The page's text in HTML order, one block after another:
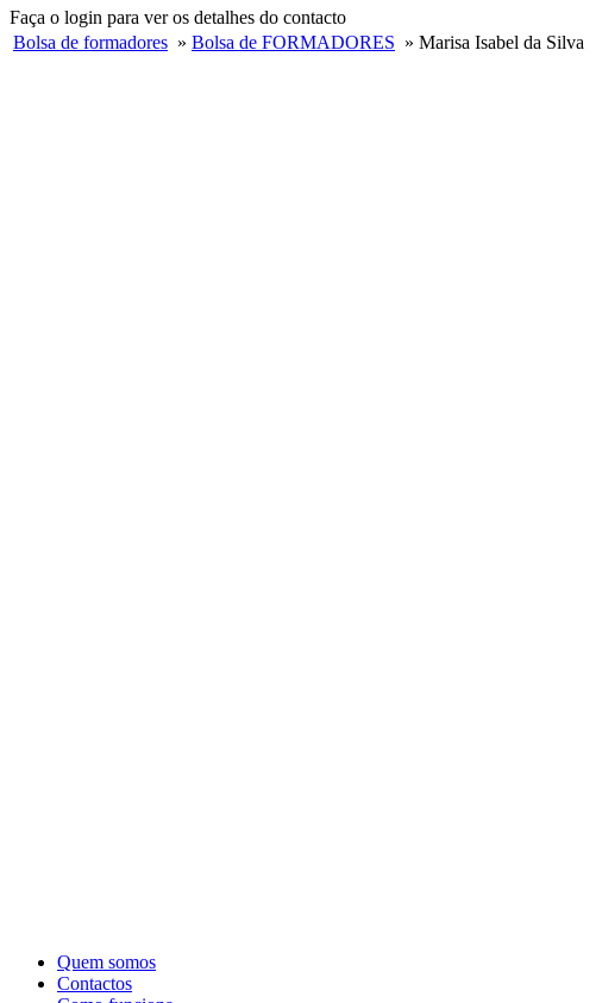
Faça o login para ver os detalhes do contacto
Bolsa de formadores » Bolsa de FORMADORES » Marisa Isabel da Silva
Quem somos
Contactos